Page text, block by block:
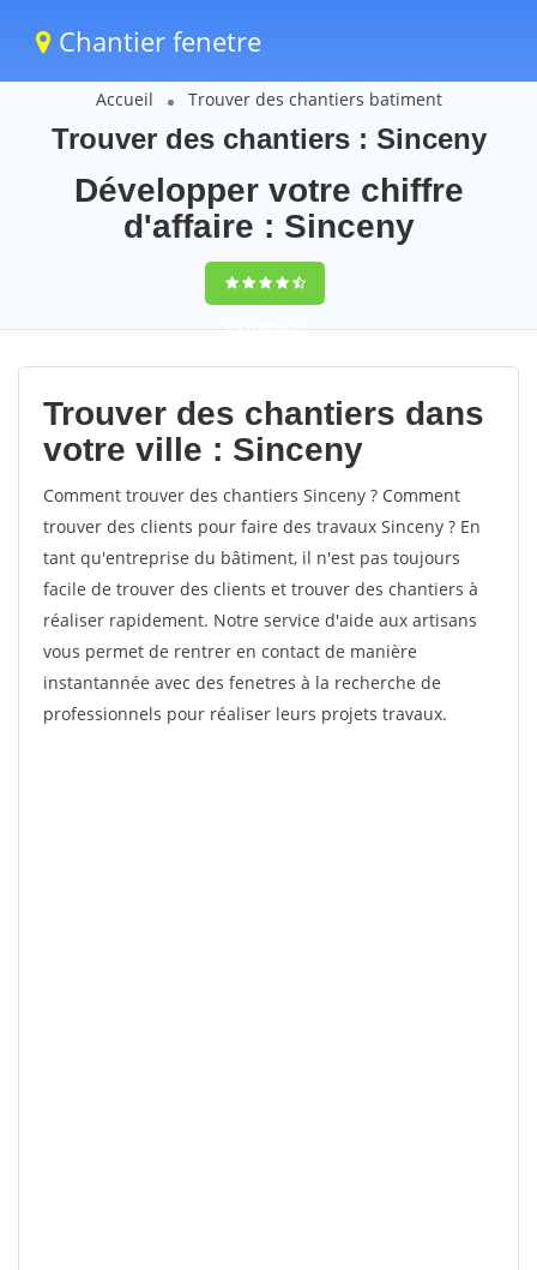
Chantier fenetre
Accueil Trouver des chantiers batiment
Trouver des chantiers : Sinceny
Développer votre chiffre
d'affaire : Sinceny
9,5(100%)57
votes
Trouver des chantiers dans
votre ville : Sinceny
Comment trouver des chantiers Sinceny ? Comment
trouver des clients pour faire des travaux Sinceny ? En
tant qu'entreprise du bâtiment, il n'est pas toujours
facile de trouver des clients et trouver des chantiers à
réaliser rapidement. Notre service d'aide aux artisans
vous permet de rentrer en contact de manière
instantannée avec des fenetres à la recherche de
professionnels pour réaliser leurs projets travaux.